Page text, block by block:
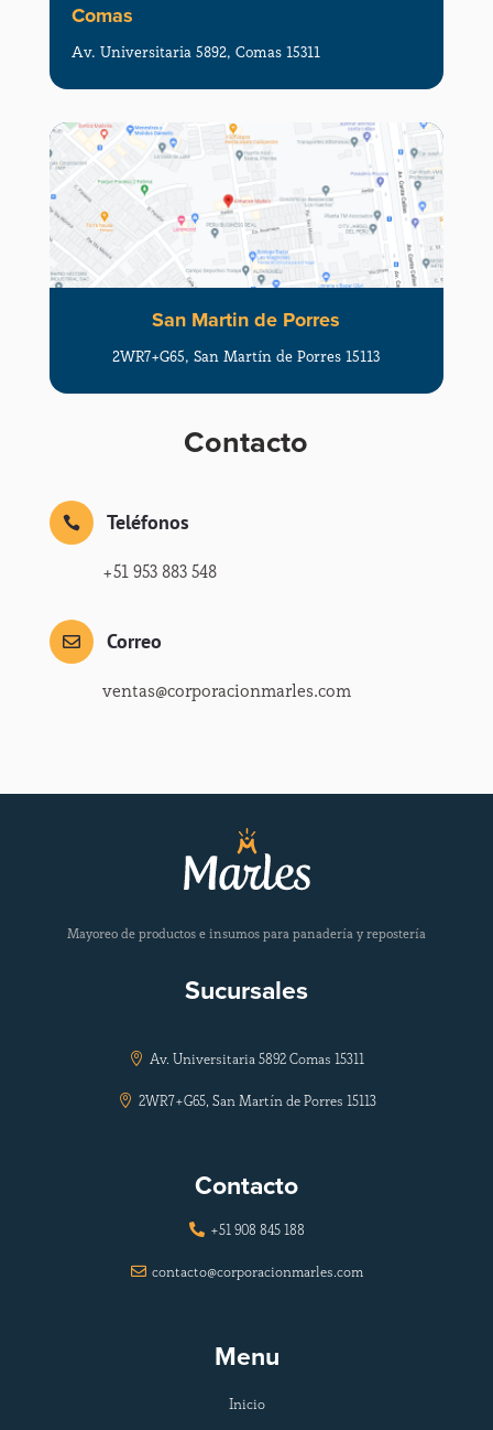
Comas
Av. Universitaria 5892, Comas 15311
San Martin de Porres
2WR7+G65, San Martín de Porres 15113
Contacto
 Teléfonos
+51 953 883 548
 Correo
ventas@corporacionmarles.com
Mayoreo de productos e insumos para panadería y repostería
Sucursales
 Av. Universitaria 5892 Comas 15311
 2WR7+G65, San Martín de Porres 15113
Contacto
 +51 908 845 188
 contacto@corporacionmarles.com
Menu
Inicio